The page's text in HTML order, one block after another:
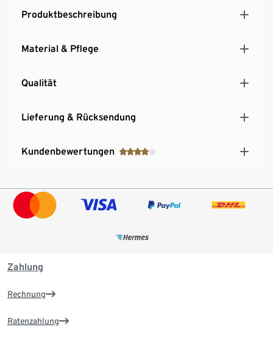
Produktbeschreibung
Material & Pflege
Qualität
Lieferung & Rücksendung
Kundenbewertungen
Zahlung
Rechnung
Ratenzahlung